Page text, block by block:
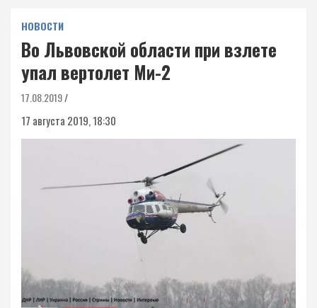
НОВОСТИ
Во Львовской области при взлете
упал вертолет Ми-2
17.08.2019
17 августа 2019, 18:30